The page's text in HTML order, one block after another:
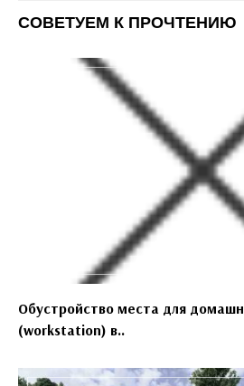
СОВЕТУЕМ К ПРОЧТЕНИЮ
Обустройство места для
(workstation) в..